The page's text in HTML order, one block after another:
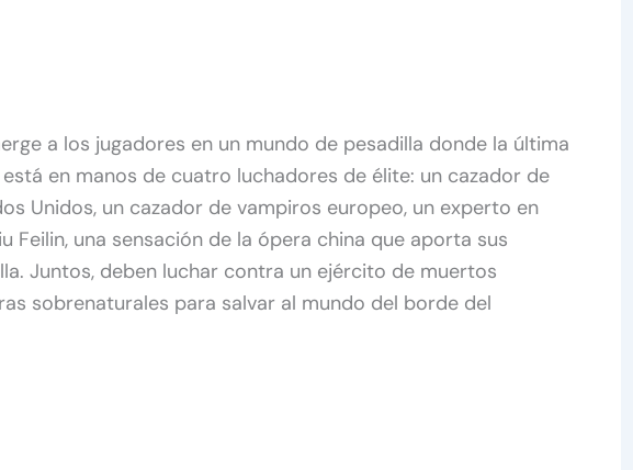
a los jugadores en un mundo de pesadilla donde la última
en manos de cuatro luchadores de élite: un cazador de
Unidos, un cazador de vampiros europeo, un experto en
Feilin, una sensación de la ópera china que aporta sus
Juntos, deben luchar contra un ejército de muertos
sobrenaturales para salvar al mundo del borde del